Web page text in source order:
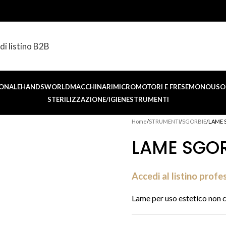
listino B2B
HANDSWORLDMACCHINARIMICROMOTORI E FRESE
STERILIZZAZIONE/IGIENESTRUMENTI
Home STRUMENTI SGORBIE LAME
LAME
Accedi al listino
Lame per uso estetico non